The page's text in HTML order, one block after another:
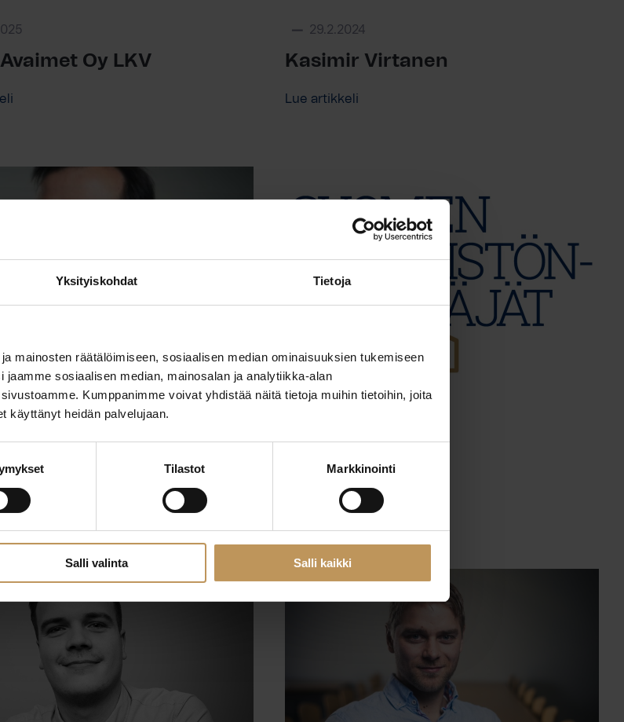
Yksityiskohdat Tietoja
mainosten räätälöimiseen, sosiaalisen median ominaisuuksien tukemiseen
sosiaalisen median, mainosalan ja analytiikka-alan
Kumppanimme voivat yhdistää näitä tietoja muihin tietoihin, joita
käyttänyt heidän palvelujaan.
Tilastot Markkinointi
Salli valinta Salli kaikki
Oy LKV
29.2.2024
Kasimir Virtanen
Lue artikkeli
Janne Selin
Lue artikkeli